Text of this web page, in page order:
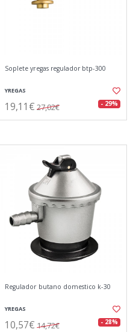
Soplete yregas regulador btp-300
YREGAS
19,11€ 27,02€ - 29%
Regulador butano domestico k-30
YREGAS
10,57€ 14,72€ - 28%